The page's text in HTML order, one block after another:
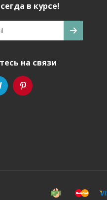
в курсе!
на связи